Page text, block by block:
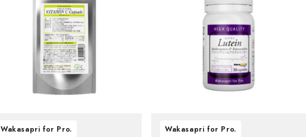
Wakasapri for Pro. Wakasapri for Pro.